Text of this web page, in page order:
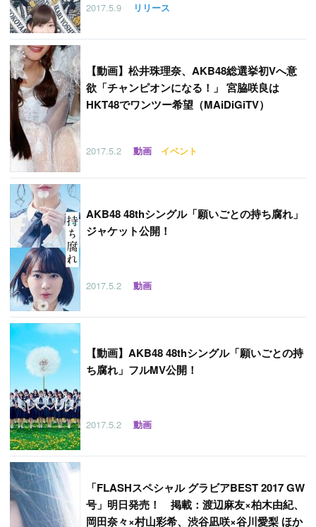
2017.5.9 リリース
【動画】松井珠理奈、AKB48総選挙初Vへ意
欲「チャンピオンになる！」 宮脇咲良は
HKT48でワンツー希望（MAiDiGiTV）
2017.5.2 動画 イベント
AKB48 48thシングル「願いごとの持ち腐れ」
ジャケット公開！
2017.5.2 動画
【動画】AKB48 48thシングル「願いごとの持
ち腐れ」フルMV公開！
2017.5.2 動画
「FLASHスペシャル グラビアBEST 2017 GW
号」明日発売！ 掲載：渡辺麻友×柏木由紀、
岡田奈々×村山彩希、渋谷凪咲×谷川愛梨 ほか